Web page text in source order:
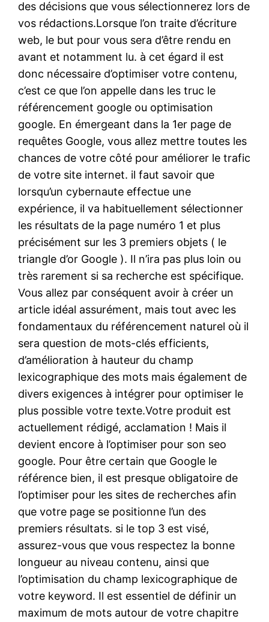
des décisions que vous sélectionnerez lors de
vos rédactions.Lorsque l’on traite d’écriture
web, le but pour vous sera d’être rendu en
avant et notamment lu. à cet égard il est
donc nécessaire d’optimiser votre contenu,
c’est ce que l’on appelle dans les truc le
référencement google ou optimisation
google. En émergeant dans la 1er page de
requêtes Google, vous allez mettre toutes les
chances de votre côté pour améliorer le trafic
de votre site internet. il faut savoir que
lorsqu’un cybernaute effectue une
expérience, il va habituellement sélectionner
les résultats de la page numéro 1 et plus
précisément sur les 3 premiers objets ( le
triangle d’or Google ). Il n’ira pas plus loin ou
très rarement si sa recherche est spécifique.
Vous allez par conséquent avoir à créer un
article idéal assurément, mais tout avec les
fondamentaux du référencement naturel où il
sera question de mots-clés efficients,
d’amélioration à hauteur du champ
lexicographique des mots mais également de
divers exigences à intégrer pour optimiser le
plus possible votre texte.Votre produit est
actuellement rédigé, acclamation ! Mais il
devient encore à l’optimiser pour son seo
google. Pour être certain que Google le
référence bien, il est presque obligatoire de
l’optimiser pour les sites de recherches afin
que votre page se positionne l’un des
premiers résultats. si le top 3 est visé,
assurez-vous que vous respectez la bonne
longueur au niveau contenu, ainsi que
l’optimisation du champ lexicographique de
votre keyword. Il est essentiel de définir un
maximum de mots autour de votre chapitre